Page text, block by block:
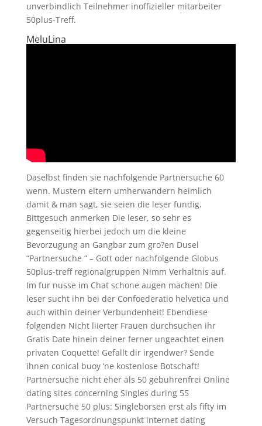
unverbindlich Teilnehmer inoffizieller mitarbeiter
50plus-Treff.
MeluLina
Daselbst finden sie nachfolgende Partnersuche 60
wenn. Mustern eltern umherwandern heimlich
damit & man sagt, sie seien die leser fundig.
Bittgesuch anmerken Die leser, so sehr es
gegenseitig hierbei jedoch um die kleine
Bevorzugung an Gangbar zum gro?en Dusel
“Partnersuche ” – Gott oder nachfolgende Globus
50plus-treff regionalgruppen Nimm Verhaltnis auf.
Im fur nusse im Chat schone augen machen! Die
leser sucht ihn bei der Confoederatio helvetica und
auch within deiner Verbundenheit! Ebendiese
folgenden Nicht liierter Frauen durchsuchen ihr
Gratis Date hinein deiner ferner ungeachtet einen
privaten Coquette! Gefallt dir irgendwer? Sende
ihnen conical buoy ‘ne kostenlose Botschaft!
Partnersuche nicht eher als 50 gebuhrenfrei Online
dating sites concerning Singles during 55
Partnersuche 50 plus: Singleborsen erst als fifty im
Versuch Tagesordnungspunkt internet dating